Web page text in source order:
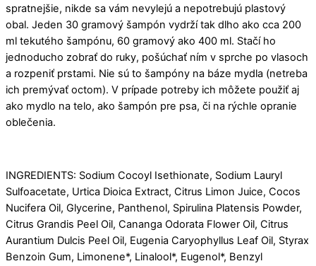
spratnejšie, nikde sa vám nevylejú a nepotrebujú plastový
obal. Jeden 30 gramový šampón vydrží tak dlho ako cca 200
ml tekutého šampónu, 60 gramový ako 400 ml. Stačí ho
jednoducho zobrať do ruky, pošúchať ním v sprche po vlasoch
a rozpeniť prstami. Nie sú to šampóny na báze mydla (netreba
ich premývať octom). V prípade potreby ich môžete použiť aj
ako mydlo na telo, ako šampón pre psa, či na rýchle opranie
oblečenia.
INGREDIENTS: Sodium Cocoyl Isethionate, Sodium Lauryl
Sulfoacetate, Urtica Dioica Extract, Citrus Limon Juice, Cocos
Nucifera Oil, Glycerine, Panthenol, Spirulina Platensis Powder,
Citrus Grandis Peel Oil, Cananga Odorata Flower Oil, Citrus
Aurantium Dulcis Peel Oil, Eugenia Caryophyllus Leaf Oil, Styrax
Benzoin Gum, Limonene*, Linalool*, Eugenol*, Benzyl